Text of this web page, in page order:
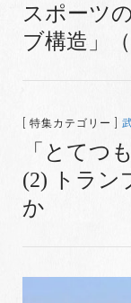
スポーツ
ブ構造」
[ 特集カテゴリー ]
「とてつ
(2) トラン
か